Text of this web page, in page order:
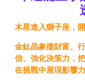
木星進入獅子座，
金鈦晶象徵財富、
信、強化決策力，
在挑戰中展現影響